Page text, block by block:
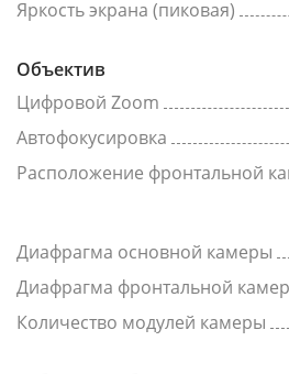
Яркость экрана (пиковая)
Объектив
Цифровой Zoom
Автофокусировка
Расположение фронтальной
Диафрагма основной камеры
Диафрагма фронтальной
Количество модулей камеры